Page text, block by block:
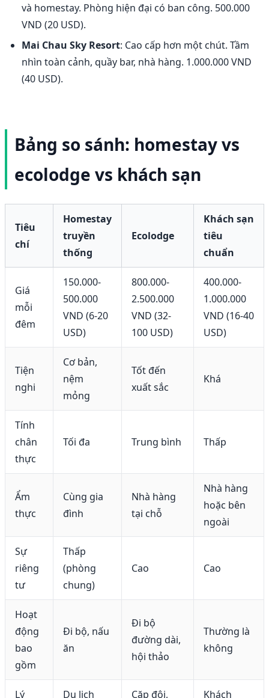
và homestay. Phòng hiện đại có ban công. 500.000
VND (20 USD).
Mai Chau Sky Resort: Cao cấp hơn một chút. Tầm
nhìn toàn cảnh, quầy bar, nhà hàng. 1.000.000 VND
(40 USD).
Bảng so sánh: homestay vs
ecolodge vs khách sạn
Tiêu
chí
Homestay
truyền
thống
Ecolodge
Khách sạn
tiêu
chuẩn
Giá
mỗi
đêm
150.000-
500.000
VND (6-20
USD)
800.000-
2.500.000
VND (32-
100 USD)
400.000-
1.000.000
VND (16-40
USD)
Tiện
nghi
Cơ bản,
nệm
mỏng
Tốt đến
xuất sắc
Khá
Tính
chân
thực
Tối đa Trung bình Thấp
Ẩm
thực
Cùng gia
đình
Nhà hàng
tại chỗ
Nhà hàng
hoặc bên
ngoài
Sự
riêng
tư
Thấp
(phòng
chung)
Cao Cao
Hoạt
động
bao
gồm
Đi bộ, nấu
ăn
Đi bộ
đường dài,
hội thảo
Thường là
không
Lý Du lịch Cặp đôi, Khách